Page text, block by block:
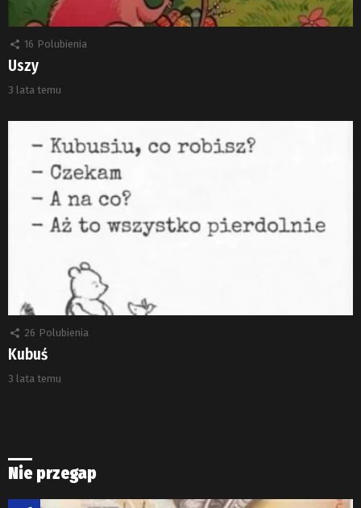
16 Polubienia
Uszy
3 lata temu
26 Polubienia
Kubuś
3 lata temu
Nie przegap